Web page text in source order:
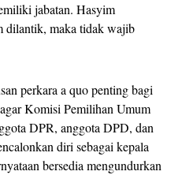
jabatan. Hasyim
dilantik, maka tidak wajib
perkara a quo penting bagi
Komisi Pemilihan Umum
DPR, anggota DPD, dan
diri sebagai kepala
bersedia mengundurkan